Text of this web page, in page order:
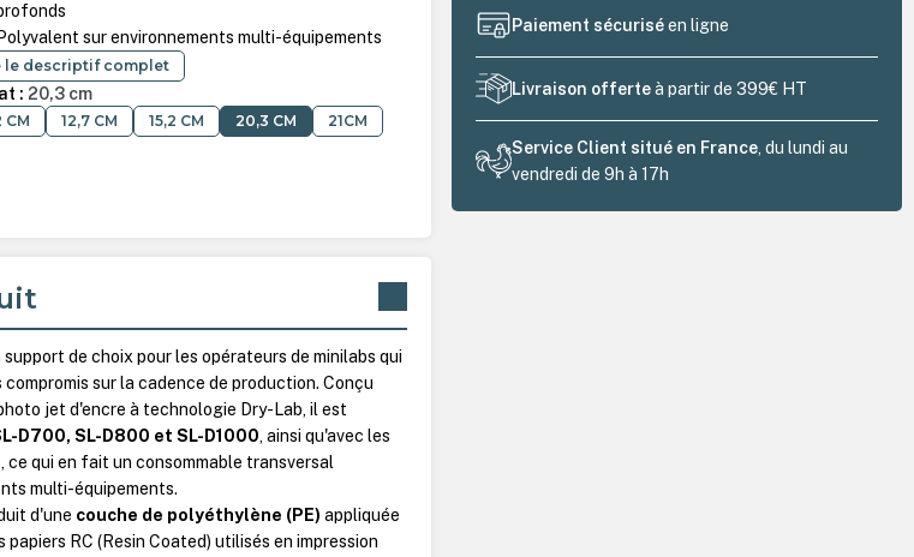
Polyvalent sur environnements multi-équipements
le descriptif complet
: 20,3 cm
CM 12,7 CM 15,2 CM 20,3 CM 21CM
Paiement sécuriséen ligne
Livraison offerteà partir de 399€ HT
Service Client situé en France , du lundi au
vendredi de 9h à 17h
de choix pour les opérateurs de minilabs qui
sur la cadence de production. Conçu
jet d'encre à technologie Dry-Lab, il est
D700, SL-D800 et SL-D1000, ainsi qu'avec les
, ce qui en fait un consommable transversal
multi-équipements.
d'une couche de polyéthylène (PE) appliquée
RC (Resin Coated) utilisés en impression